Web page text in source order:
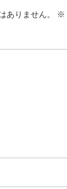
ありません。 ※